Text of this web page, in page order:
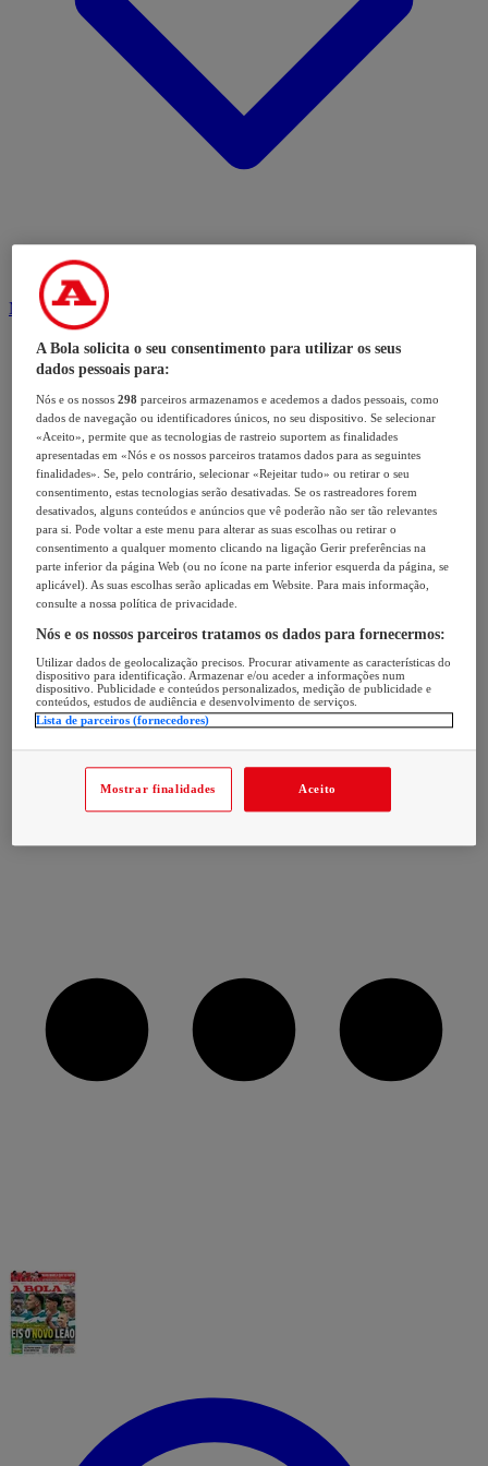
Modalidades
A Bola solicita o seu consentimento para utilizar os seus
dados pessoais para:
Nós e os nossos298 parceiros armazenamos e acedemos a dados pessoais, como
dados de navegação ou identificadores únicos, no seu dispositivo. Se selecionar
«Aceito», permite que as tecnologias de rastreio suportem as finalidades
apresentadas em «Nós e os nossos parceiros tratamos dados para as seguintes
finalidades». Se, pelo contrário, selecionar «Rejeitar tudo» ou retirar o seu
consentimento, estas tecnologias serão desativadas. Se os rastreadores forem
desativados, alguns conteúdos e anúncios que vê poderão não ser tão relevantes
para si. Pode voltar a este menu para alterar as suas escolhas ou retirar o
consentimento a qualquer momento clicando na ligação Gerir preferências na
parte inferior da página Web (ou no ícone na parte inferior esquerda da página, se
aplicável). As suas escolhas serão aplicadas em Website. Para mais informação,
consulte a nossa política de privacidade.
Nós e os nossos parceiros tratamos os dados para fornecermos:
Utilizar dados de geolocalização precisos. Procurar ativamente as características do
dispositivo para identificação. Armazenar e/ou aceder a informações num
dispositivo. Publicidade e conteúdos personalizados, medição de publicidade e
conteúdos, estudos de audiência e desenvolvimento de serviços.
Lista de parceiros (fornecedores)
Mostrar finalidades Aceito